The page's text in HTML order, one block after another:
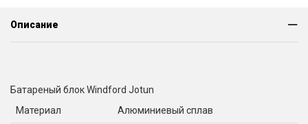
Описание
Батареный блок Windford Jotun
Материал
Алюминиевый сплав